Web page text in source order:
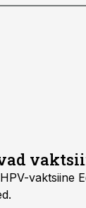
Selle töö teevad nende eest
naised.